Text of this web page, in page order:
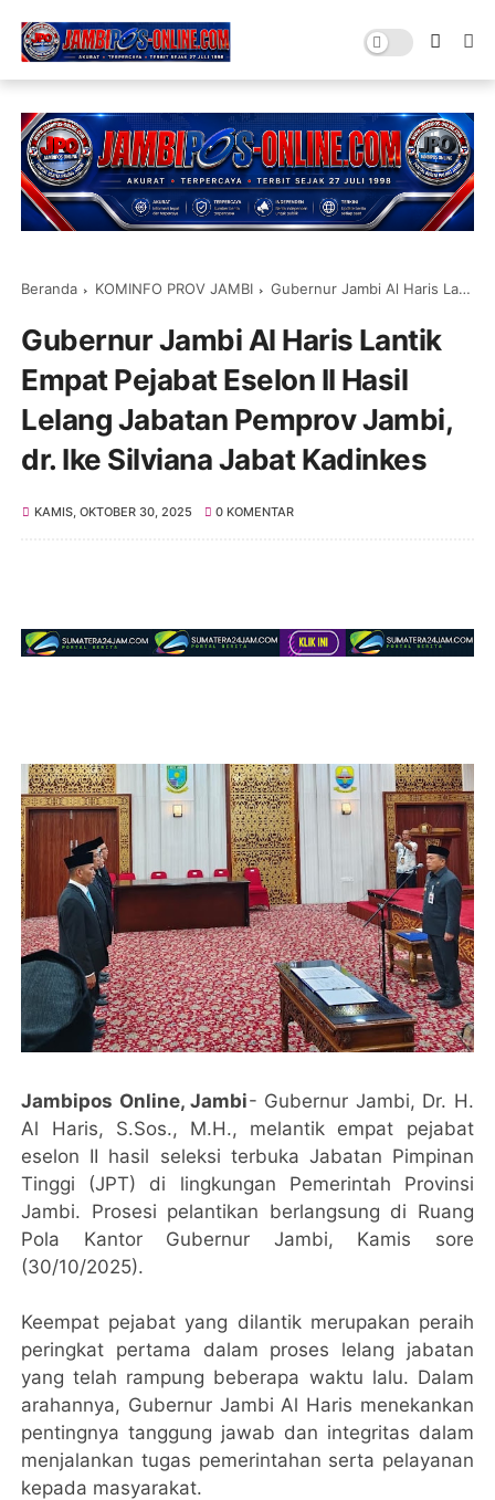
Beranda KOMINFO PROV JAMBI Gubernur Jambi Al Haris Lantik Empat Pejabat Eselon II Hasil Lelang Jabatan Pemprov Jambi, dr. Ike Silviana Jabat Kadinkes
Gubernur Jambi Al Haris Lantik
Empat Pejabat Eselon II Hasil
Lelang Jabatan Pemprov Jambi,
dr. Ike Silviana Jabat Kadinkes
KAMIS, OKTOBER 30, 2025 0 KOMENTAR
Jambipos Online, Jambi- Gubernur Jambi, Dr. H.
Al Haris, S.Sos., M.H., melantik empat pejabat
eselon II hasil seleksi terbuka Jabatan Pimpinan
Tinggi (JPT) di lingkungan Pemerintah Provinsi
Jambi. Prosesi pelantikan berlangsung di Ruang
Pola Kantor Gubernur Jambi, Kamis sore
(30/10/2025).
Keempat pejabat yang dilantik merupakan peraih
peringkat pertama dalam proses lelang jabatan
yang telah rampung beberapa waktu lalu. Dalam
arahannya, Gubernur Jambi Al Haris menekankan
pentingnya tanggung jawab dan integritas dalam
menjalankan tugas pemerintahan serta pelayanan
kepada masyarakat.